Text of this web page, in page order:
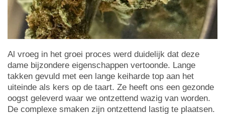
Al vroeg in het groei proces werd duidelijk dat deze
dame bijzondere eigenschappen vertoonde. Lange
takken gevuld met een lange keiharde top aan het
uiteinde als kers op de taart. Ze heeft ons een gezonde
oogst geleverd waar we ontzettend wazig van worden.
De complexe smaken zijn ontzettend lastig te plaatsen.